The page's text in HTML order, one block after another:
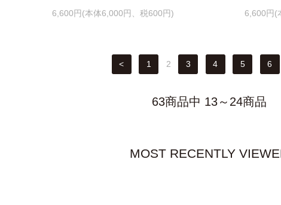
6,600円(本体6,000円、税600円) 6,600円(
< 1 2 3 4 5 6
63商品中 13～24商品
MOST RECENTLY